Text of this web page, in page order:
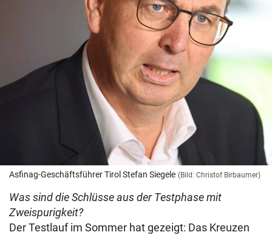
Asfinag-Geschäftsführer Tirol Stefan Siegele (Bild: Christof Birbaumer)
Was sind die Schlüsse aus der Testphase mit
Zweispurigkeit?
Der Testlauf im Sommer hat gezeigt: Das Kreuzen